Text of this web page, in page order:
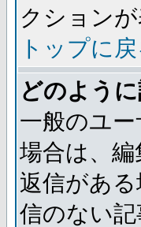
クションが
トップに戻
どのよう
一般のユ
場合は、
返信があ
信のない